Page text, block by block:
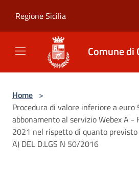
Regione Sicilia
Comune di
Home >
Procedura di valore inferiore a euro
abbonamento al servizio Webex A -
2021 nel rispetto di quanto previsto
A) DEL D.LGS N 50/2016